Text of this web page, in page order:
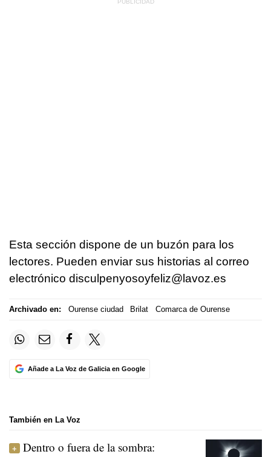
Esta sección dispone de un buzón para los
lectores. Pueden enviar sus historias al correo
electrónico disculpenyosoyfeliz@lavoz.es
Archivado en: Ourense ciudad Brilat Comarca de Ourense
Añade a La Voz de Galicia en Google
También en La Voz
Dentro o fuera de la sombra: